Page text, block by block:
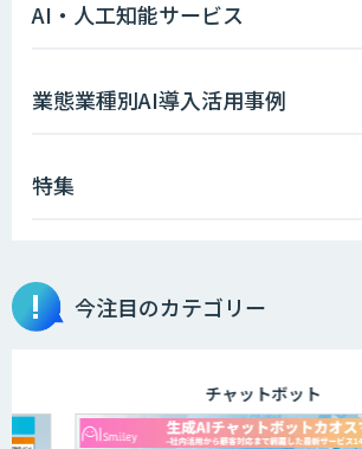
imprai ezKotae
物品輸出から留学生
ェックまで自動化。輸
JOINT AI Flow byGMO
AI・人工知能サービス
業態業種別AI導入活用事例
特集
今注目のカテゴリー
チャットボット